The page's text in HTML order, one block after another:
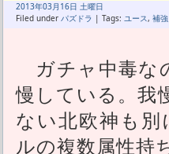
2013年03月 16日 土曜日
Filed under パズドラ | Tags: ユース, 補強
ガチャ中毒な
慢している。我
ない北欧神も
ルの複数属性持